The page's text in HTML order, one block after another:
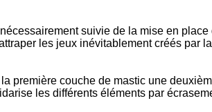
suivie de la mise en
les jeux inévitablement créés par
première couche de mastic une
les différents éléments par